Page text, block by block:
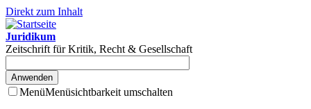
Direkt zum Inhalt
Juridikum
Zeitschrift für Kritik, Recht & Gesellschaft
MenüMenüsichtbarkeit umschalten